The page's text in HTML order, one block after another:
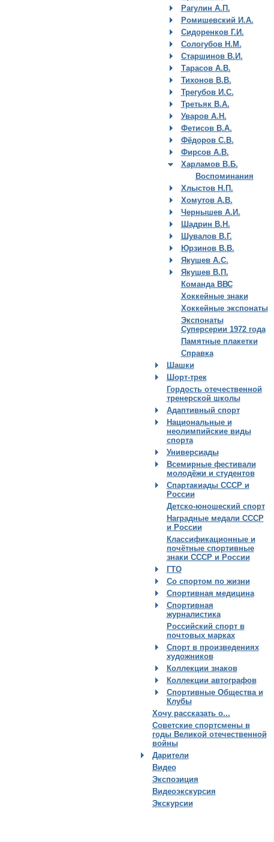
Рагулин А.П.
Ромишевский И.А.
Сидоренков Г.И.
Сологубов Н.М.
Старшинов В.И.
Тарасов А.В.
Тихонов В.В.
Трегубов И.С.
Третьяк В.А.
Уваров А.Н.
Фетисов В.А.
Фёдоров С.В.
Фирсов А.В.
Харламов В.Б.
Воспоминания
Хлыстов Н.П.
Хомутов А.В.
Чернышев А.И.
Шадрин В.Н.
Шувалов В.Г.
Юрзинов В.В.
Якушев А.С.
Якушев В.П.
Команда ВВС
Хоккейные знаки
Хоккейные экспонаты
Экспонаты
Суперсерии 1972 года
Памятные плакетки
Справка
Шашки
Шорт-трек
Гордость отечественной
тренерской школы
Адаптивный спорт
Национальные и
неолимпийские виды
спорта
Универсиады
Всемирные фестивали
молодёжи и студентов
Спартакиады СССР и
России
Детско-юношеский спорт
Наградные медали СССР
и России
Классификационные и
почётные спортивные
знаки СССР и России
ГТО
Со спортом по жизни
Спортивная медицина
Спортивная
журналистика
Российский спорт в
почтовых марках
Спорт в произведениях
художников
Коллекции знаков
Коллекции автографов
Спортивные Общества и
Клубы
Хочу рассказать о...
Советские спортсмены в
годы Великой отечественной
войны
Дарители
Видео
Экспозиция
Видеоэкскурсия
Экскурсии